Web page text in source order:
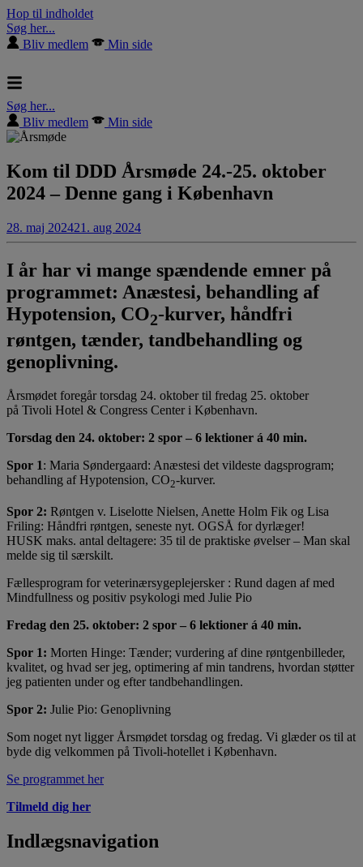
Hop til indholdet
Søg her...
Bliv medlem
Min side
Søg her...
Bliv medlem
Min side
Kom til DDD Årsmøde 24.-25. oktober
2024 – Denne gang i København
28. maj 202421. aug 2024
I år har vi mange spændende emner på
programmet: Anæstesi, behandling af
Hypotension, CO2-kurver, håndfri
røntgen, tænder, tandbehandling og
genoplivning.
Årsmødet foregår torsdag 24. oktober til fredag 25. oktober
på Tivoli Hotel & Congress Center i København.
Torsdag den 24. oktober: 2 spor – 6 lektioner á 40 min.
Spor 1: Maria Søndergaard: Anæstesi det vildeste dagsprogram;
behandling af Hypotension, CO2-kurver.
Spor 2: Røntgen v. Liselotte Nielsen, Anette Holm Fik og Lisa
Friling: Håndfri røntgen, seneste nyt. OGSÅ for dyrlæger!
HUSK maks. antal deltagere: 35 til de praktiske øvelser – Man skal
melde sig til særskilt.
Fællesprogram for veterinærsygeplejersker : Rund dagen af med
Mindfullness og positiv psykologi med Julie Pio
Fredag den 25. oktober: 2 spor – 6 lektioner á 40 min.
Spor 1: Morten Hinge: Tænder; vurdering af dine røntgenbilleder,
kvalitet, og hvad ser jeg, optimering af min tandrens, hvordan støtter
jeg patienten under og efter tandbehandlingen.
Spor 2: Julie Pio: Genoplivning
Som noget nyt ligger Årsmødet torsdag og fredag. Vi glæder os til at
byde dig velkommen på Tivoli-hotellet i København.
Se programmet her
Tilmeld dig her
Indlægsnavigation